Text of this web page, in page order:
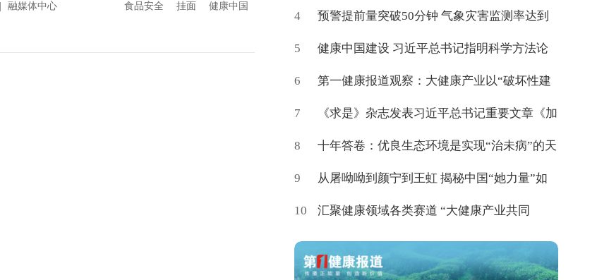
融媒体中心 食品安全 挂面 健康中国
病可促进治愈
4 预警提前量突破50分钟 气象灾害监测率达到
85%
5 健康中国建设 习近平总书记指明科学方法论
6 第一健康报道观察：大健康产业以“破坏性建
构”催生新命题
7 《求是》杂志发表习近平总书记重要文章《加
快建设健康中国》
8 十年答卷：优良生态环境是实现“治未病”的天
然载体
9 从屠呦呦到颜宁到王虹 揭秘中国“她力量”如
何登顶世界
10 汇聚健康领域各类赛道 “大健康产业共同
体”百度词条上新了